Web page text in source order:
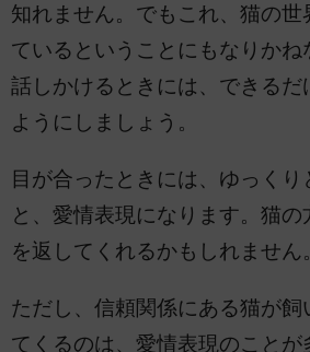
知れません。でもこれ、猫の世
ているということにもなりかね
話しかけるときには、できるだ
ようにしましょう。
目が合ったときには、ゆっく
と、愛情表現になります。猫の
を返してくれるかもしれません
ただし、信頼関係にある猫が飼
てくるのは、愛情表現のことが